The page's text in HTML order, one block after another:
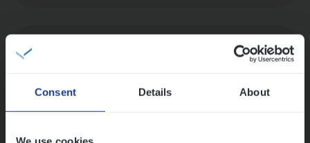
Consent Details About
Dos­sier­be­heer­der Onder­ne­min­gen Van­b­
Insurance Operations
Mechelen